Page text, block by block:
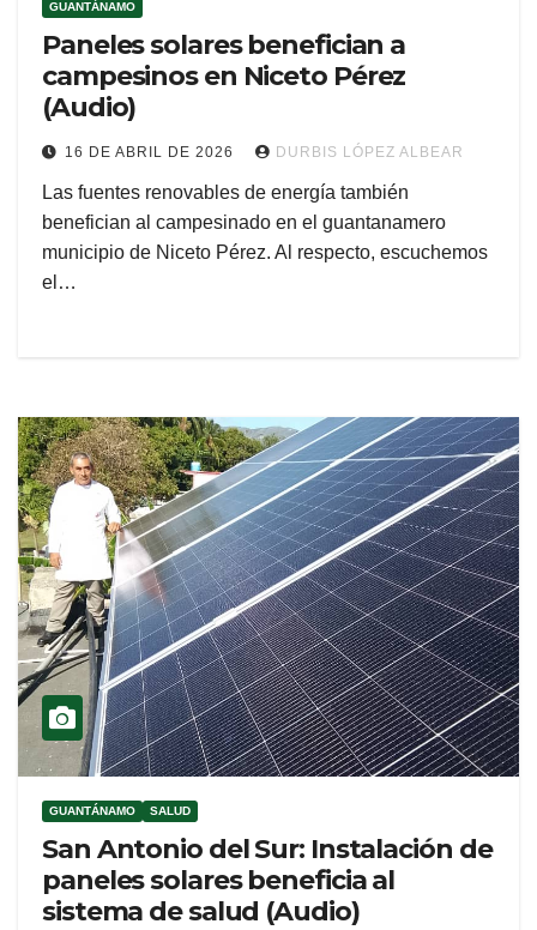
GUANTÁNAMO
Paneles solares benefician a
campesinos en Niceto Pérez
(Audio)
16 DE ABRIL DE 2026 DURBIS LÓPEZ ALBEAR
Las fuentes renovables de energía también
benefician al campesinado en el guantanamero
municipio de Niceto Pérez. Al respecto, escuchemos
el…
GUANTÁNAMO SALUD
San Antonio del Sur: Instalación de
paneles solares beneficia al
sistema de salud (Audio)